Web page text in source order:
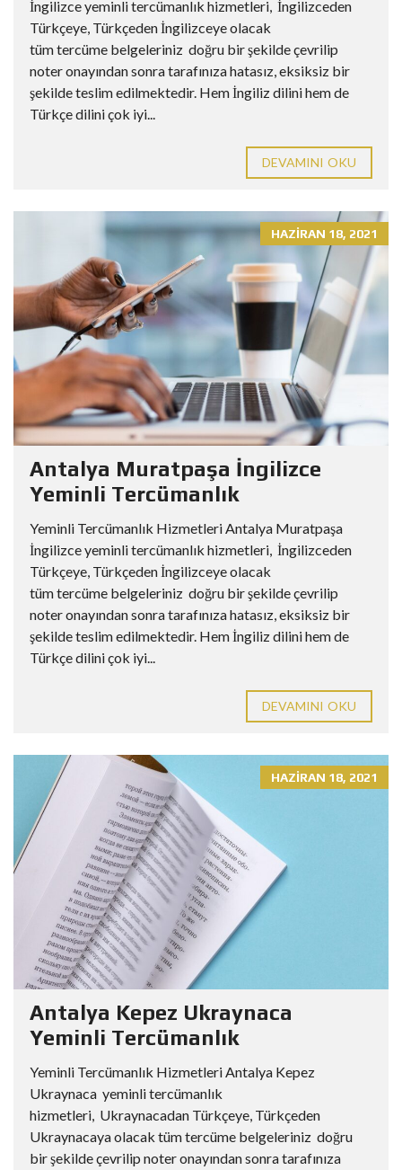
İngilizce yeminli tercümanlık hizmetleri, İngilizceden
Türkçeye, Türkçeden İngilizceye olacak
tüm tercüme belgeleriniz doğru bir şekilde çevrilip
noter onayından sonra tarafınıza hatasız, eksiksiz bir
şekilde teslim edilmektedir. Hem İngiliz dilini hem de
Türkçe dilini çok iyi...
DEVAMINI OKU
HAZIRAN 18, 2021
Antalya Muratpaşa İngilizce
Yeminli Tercümanlık
Yeminli Tercümanlık Hizmetleri Antalya Muratpaşa
İngilizce yeminli tercümanlık hizmetleri, İngilizceden
Türkçeye, Türkçeden İngilizceye olacak
tüm tercüme belgeleriniz doğru bir şekilde çevrilip
noter onayından sonra tarafınıza hatasız, eksiksiz bir
şekilde teslim edilmektedir. Hem İngiliz dilini hem de
Türkçe dilini çok iyi...
DEVAMINI OKU
HAZIRAN 18, 2021
Antalya Kepez Ukraynaca
Yeminli Tercümanlık
Yeminli Tercümanlık Hizmetleri Antalya Kepez
Ukraynaca yeminli tercümanlık
hizmetleri, Ukraynacadan Türkçeye, Türkçeden
Ukraynacaya olacak tüm tercüme belgeleriniz doğru
bir şekilde çevrilip noter onayından sonra tarafınıza